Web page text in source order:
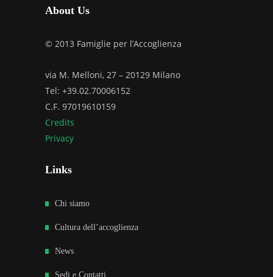
About Us
© 2013 Famiglie per l’Accoglienza
via M. Melloni, 27 – 20129 Milano
Tel: +39.02.70006152
C.F. 97019610159
Credits
Privacy
Links
Chi siamo
Cultura dell’accoglienza
News
Sedi e Contatti